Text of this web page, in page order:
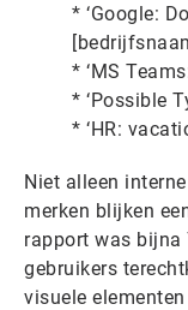
* ‘Google:
* ‘MS
* ‘Possible
* ‘HR:
Niet alleen
merken blijken
rapport was bijna
gebruikers
visuele